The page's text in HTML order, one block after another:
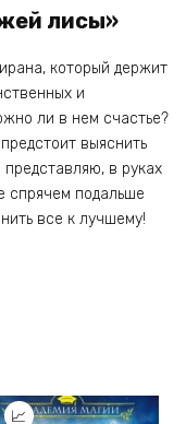
лисы»
который держит
и
ли в нем счастье?
выяснить
в руках
спрячем подальше
все к лучшему!